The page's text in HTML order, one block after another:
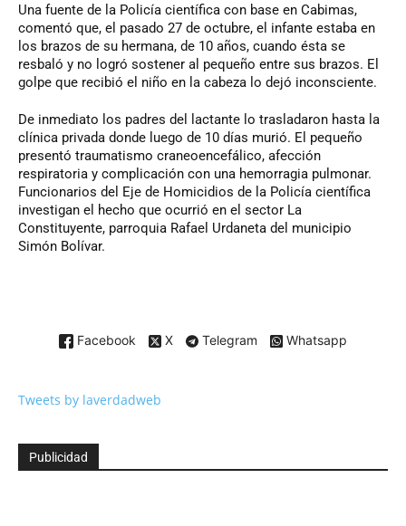
Una fuente de la Policía científica con base en Cabimas,
comentó que, el pasado 27 de octubre, el infante estaba en
los brazos de su hermana, de 10 años, cuando ésta se
resbaló y no logró sostener al pequeño entre sus brazos. El
golpe que recibió el niño en la cabeza lo dejó inconsciente.
De inmediato los padres del lactante lo trasladaron hasta la
clínica privada donde luego de 10 días murió. El pequeño
presentó traumatismo craneoencefálico, afección
respiratoria y complicación con una hemorragia pulmonar.
Funcionarios del Eje de Homicidios de la Policía científica
investigan el hecho que ocurrió en el sector La
Constituyente, parroquia Rafael Urdaneta del municipio
Simón Bolívar.
Facebook X Telegram Whatsapp
Tweets by laverdadweb
Publicidad